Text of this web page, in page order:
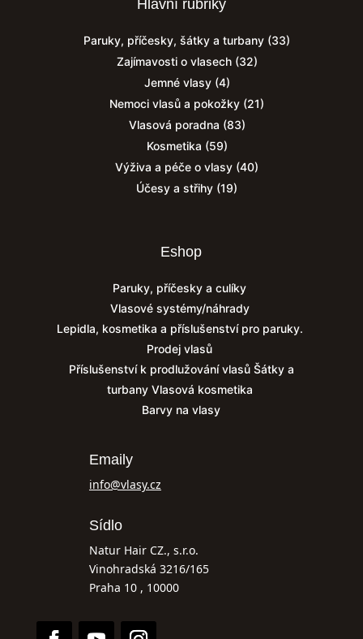
Hlavní rubriky
Paruky, příčesky, šátky a turbany (33)
Zajímavosti o vlasech(32)
Jemné vlasy(4)
Nemoci vlasů a pokožky (21)
Vlasová poradna (83)
Kosmetika (59)
Výživa a péče o vlasy (40)
Účesy a střihy (19)
Eshop
Paruky, příčesky a culíky
Vlasové systémy/náhrady
Lepidla, kosmetika a příslušenství pro paruky.
Prodej vlasů
Příslušenství k prodlužování vlasů Šátky a
turbany Vlasová kosmetika
Barvy na vlasy
Emaily
info@vlasy.cz
Sídlo
Natur Hair CZ., s.r.o.
Vinohradská 3216/165
Praha 10 , 10000